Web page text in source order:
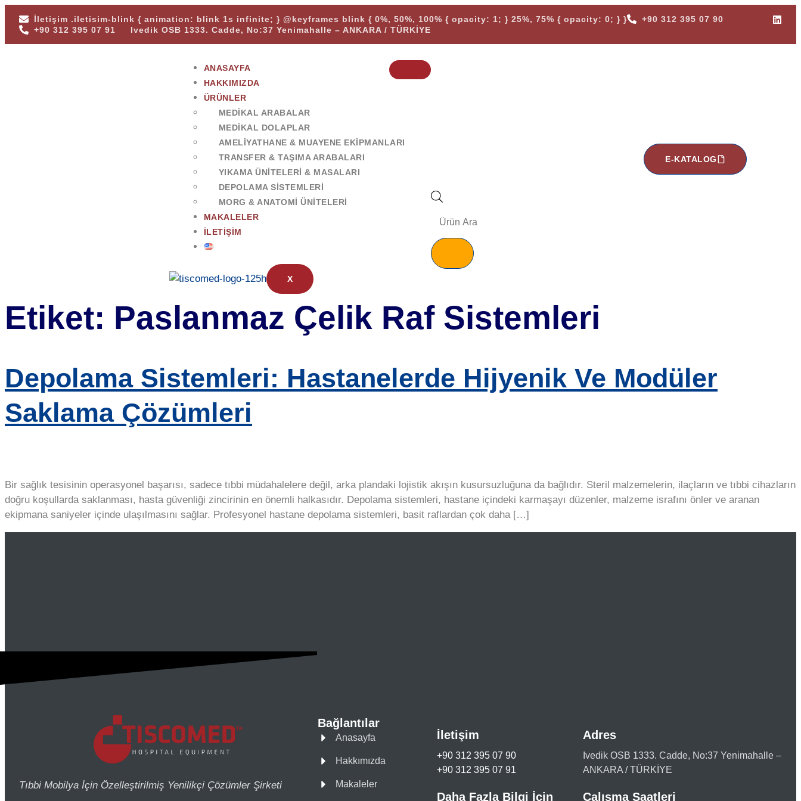
İletişim .iletisim-blink { animation: blink 1s infinite; } @keyframes blink { 0%, 50%, 100% { opacity: 1; } 25%, 75% { opacity: 0; } }
+90 312 395 07 90
+90 312 395 07 91
Ivedik OSB 1333. Cadde, No:37 Yenimahalle – ANKARA / TÜRKİYE
ANASAYFA
HAKKIMIZDA
ÜRÜNLER
MEDIKAL ARABALAR
MEDIKAL DOLAPLAR
AMELIYATHANE & MUAYENE EKIPMANLARI
TRANSFER & TAŞIMA ARABALARI
YIKAMA ÜNITELERI & MASALARI
DEPOLAMA SISTEMLERI
MORG & ANATOMI ÜNITELERI
MAKALELER
İLETIŞIM
X
E-KATALOG
Etiket: Paslanmaz Çelik Raf Sistemleri
Depolama Sistemleri: Hastanelerde Hijyenik Ve Modüler
Saklama Çözümleri
Bir sağlık tesisinin operasyonel başarısı, sadece tıbbi müdahalelere değil, arka plandaki lojistik akışın kusursuzluğuna da bağlıdır. Steril malzemelerin, ilaçların ve tıbbi cihazların
doğru koşullarda saklanması, hasta güvenliği zincirinin en önemli halkasıdır. Depolama sistemleri, hastane içindeki karmaşayı düzenler, malzeme israfını önler ve aranan
ekipmana saniyeler içinde ulaşılmasını sağlar. Profesyonel hastane depolama sistemleri, basit raflardan çok daha […]
Tıbbi Mobilya İçin Özelleştirilmiş Yenilikçi Çözümler Şirketi
Bağlantılar
Anasayfa
Hakkımızda
Makaleler
İletişim
+90 312 395 07 90
+90 312 395 07 91
Daha Fazla Bilgi İçin
Adres
Ivedik OSB 1333. Cadde, No:37 Yenimahalle –
ANKARA / TÜRKİYE
Çalışma Saatleri